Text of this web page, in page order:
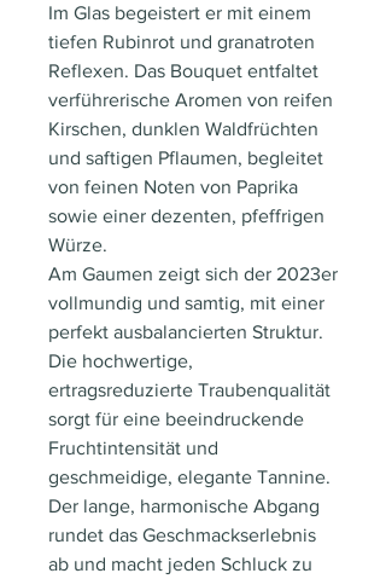
Im Glas begeistert er mit einem
tiefen Rubinrot und granatroten
Reflexen. Das Bouquet entfaltet
verführerische Aromen von reifen
Kirschen, dunklen Waldfrüchten
und saftigen Pflaumen, begleitet
von feinen Noten von Paprika
sowie einer dezenten, pfeffrigen
Würze.
Am Gaumen zeigt sich der 2023er
vollmundig und samtig, mit einer
perfekt ausbalancierten Struktur.
Die hochwertige,
ertragsreduzierte Traubenqualität
sorgt für eine beeindruckende
Fruchtintensität und
geschmeidige, elegante Tannine.
Der lange, harmonische Abgang
rundet das Geschmackserlebnis
ab und macht jeden Schluck zu